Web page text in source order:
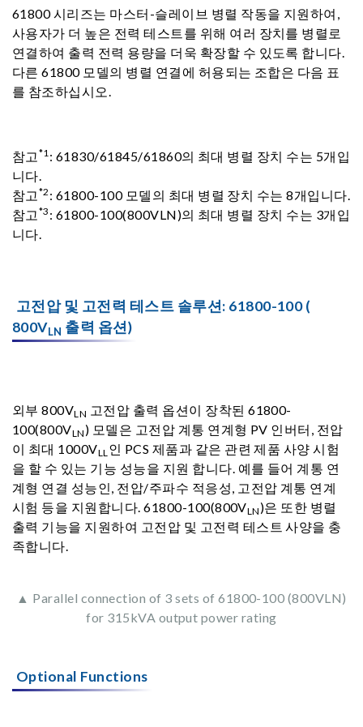
61800 시리즈는 마스터-슬레이브 병렬 작동을 지원하여,
사용자가 더 높은 전력 테스트를 위해 여러 장치를 병렬로
연결하여 출력 전력 용량을 더욱 확장할 수 있도록 합니다.
다른 61800 모델의 병렬 연결에 허용되는 조합은 다음 표
를 참조하십시오.
참고 *1: 61830/61845/61860의 최대 병렬 장치 수는 5개입
니다.
참고 *2 : 61800-100 모델의 최대 병렬 장치 수는 8개입니다.
참고 *3 : 61800-100(800VLN)의 최대 병렬 장치 수는 3개입
니다.
고전압 및 고전력 테스트 솔루션: 61800-100 (
800VLN 출력 옵션)
외부 800VLN 고전압 출력 옵션이 장착된 61800-
100(800VLN ) 모델은 고전압 계통 연계형 PV 인버터, 전압
이 최대 1000VLL인 PCS 제품과 같은 관련 제품 사양 시험
을 할 수 있는 기능 성능을 지원 합니다. 예를 들어 계통 연
계형 연결 성능인, 전압/주파수 적응성, 고전압 계통 연계
시험 등을 지원합니다. 61800-100(800VLN )은 또한 병렬
출력 기능을 지원하여 고전압 및 고전력 테스트 사양을 충
족합니다.
▲ Parallel connection of 3 sets of 61800-100 (800VLN)
for 315kVA output power rating
Optional Functions